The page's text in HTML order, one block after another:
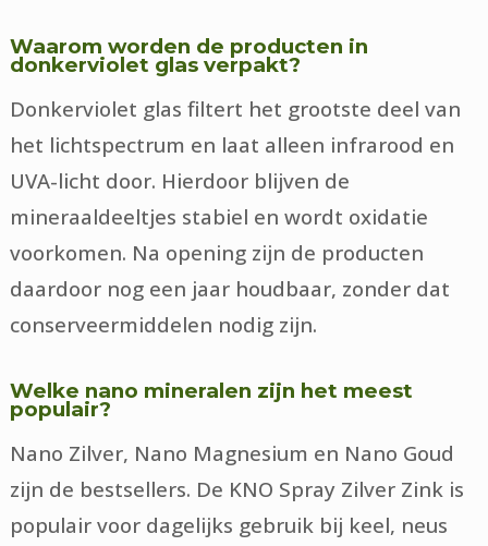
Waarom worden de producten in
donkerviolet glas verpakt?
Donkerviolet glas filtert het grootste deel van
het lichtspectrum en laat alleen infrarood en
UVA-licht door. Hierdoor blijven de
mineraaldeeltjes stabiel en wordt oxidatie
voorkomen. Na opening zijn de producten
daardoor nog een jaar houdbaar, zonder dat
conserveermiddelen nodig zijn.
Welke nano mineralen zijn het meest
populair?
Nano Zilver, Nano Magnesium en Nano Goud
zijn de bestsellers. De KNO Spray Zilver Zink is
populair voor dagelijks gebruik bij keel, neus